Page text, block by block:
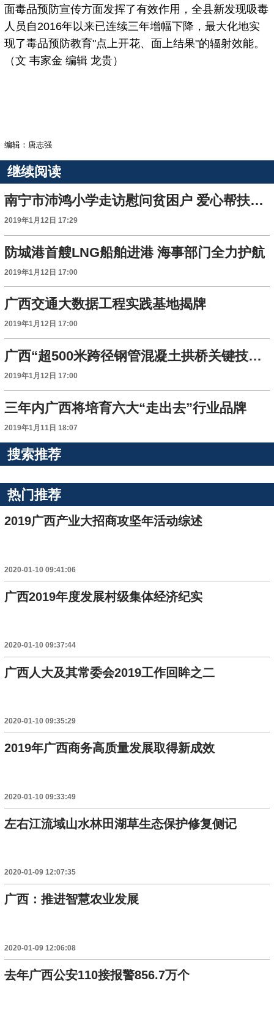
面毒品预防宣传方面发挥了有效作用，全县新发现吸毒
人员自2016年以来已连续三年增幅下降，最大化地实
现了毒品预防教育"点上开花、面上结果"的辐射效能。
（文 韦家金 编辑 龙贵）
编辑：唐志强
继续阅读
南宁市沛鸿小学走访慰问贫困户 爱心帮扶送温暖
2019年1月12日 17:29
防城港首艘LNG船舶进港 海事部门全力护航
2019年1月12日 17:00
广西交通大数据工程实践基地揭牌
2019年1月12日 17:00
广西“超500米跨径钢管混凝土拱桥关键技术”获国家科学技术进步二等奖
2019年1月12日 17:00
三年内广西将培育六大“走出去”行业品牌
2019年1月11日 18:07
搜索推荐
热门推荐
2019广西产业大招商攻坚年活动综述
2020-01-10 09:41:06
广西2019年度发展村级集体经济纪实
2020-01-10 09:37:44
广西人大及其常委会2019工作回眸之二
2020-01-10 09:35:29
2019年广西商务高质量发展取得新成效
2020-01-10 09:33:49
左右江流域山水林田湖草生态保护修复侧记
2020-01-09 12:07:35
广西：推进智慧农业发展
2020-01-09 12:06:08
去年广西公安110接报警856.7万个